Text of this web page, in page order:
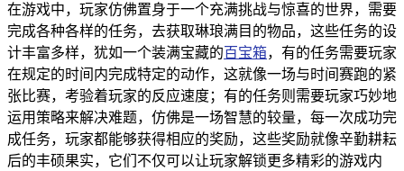
在游戏中，玩家仿佛置身于一个充满挑战与惊喜的世界，需要
完成各种各样的任务，去获取琳琅满目的物品，这些任务的设
计丰富多样，犹如一个装满宝藏的百宝箱，有的任务需要玩家
在规定的时间内完成特定的动作，这就像一场与时间赛跑的紧
张比赛，考验着玩家的反应速度；有的任务则需要玩家巧妙地
运用策略来解决难题，仿佛是一场智慧的较量，每一次成功完
成任务，玩家都能够获得相应的奖励，这些奖励就像辛勤耕耘
后的丰硕果实，它们不仅可以让玩家解锁更多精彩的游戏内